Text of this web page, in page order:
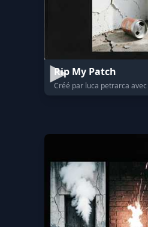
Rip My Patch
Créé par luca petrarca avec